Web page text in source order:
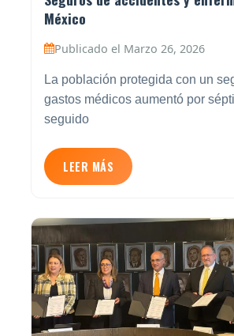
México
Publicado el Marzo 26, 2026
La población protegida con un
gastos médicos aumentó por
seguido
LEER MÁS